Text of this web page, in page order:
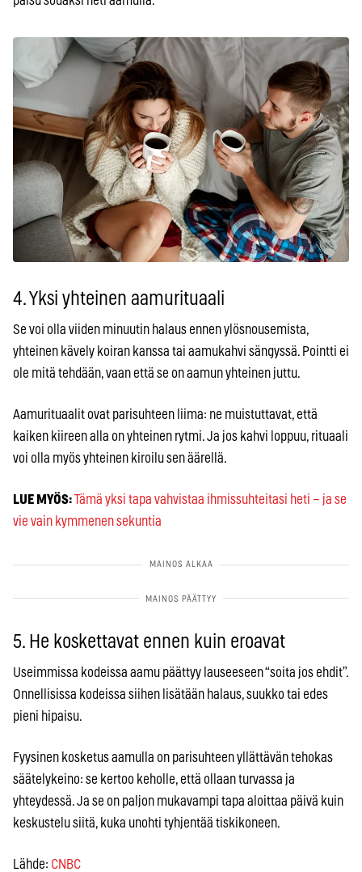
4. Yksi yhteinen aamurituaali
Se voi olla viiden minuutin halaus ennen ylösnousemista,
yhteinen kävely koiran kanssa tai aamukahvi sängyssä. Pointti ei
ole mitä tehdään, vaan että se on aamun yhteinen juttu.
Aamurituaalit ovat parisuhteen liima: ne muistuttavat, että
kaiken kiireen alla on yhteinen rytmi. Ja jos kahvi loppuu, rituaali
voi olla myös yhteinen kiroilu sen äärellä.
LUE MYÖS:Tämä yksi tapa vahvistaa ihmissuhteitasi heti – ja se
vie vain kymmenen sekuntia
5. He koskettavat ennen kuin eroavat
Useimmissa kodeissa aamu päättyy lauseeseen “soita jos ehdit”.
Onnellisissa kodeissa siihen lisätään halaus, suukko tai edes
pieni hipaisu.
Fyysinen kosketus aamulla on parisuhteen yllättävän tehokas
säätelykeino: se kertoo keholle, että ollaan turvassa ja
yhteydessä. Ja se on paljon mukavampi tapa aloittaa päivä kuin
keskustelu siitä, kuka unohti tyhjentää tiskikoneen.
Lähde: CNBC